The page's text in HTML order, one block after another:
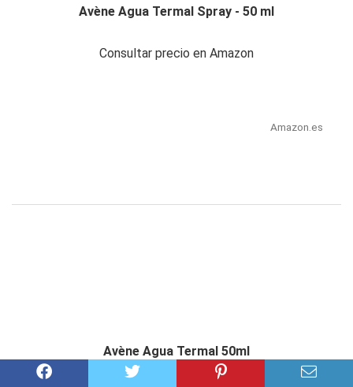
Avène Agua Termal Spray - 50 ml
Consultar precio en Amazon
Amazon.es
Avène Agua Termal 50ml